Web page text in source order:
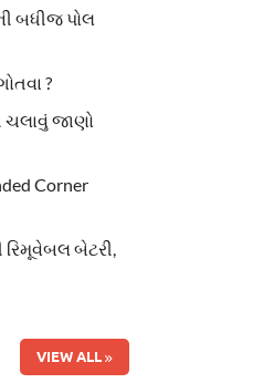
બધીજ પોલ
?
ચલાવું જાણો
Corner
રિમૂવેબલ બેટરી,
VIEW ALL